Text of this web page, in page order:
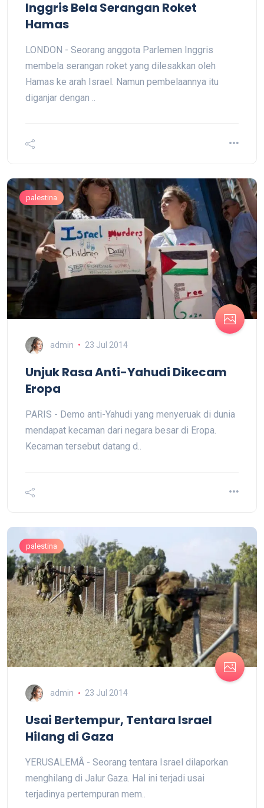
Inggris Bela Serangan Roket
Hamas
LONDON - Seorang anggota Parlemen Inggris
membela serangan roket yang dilesakkan oleh
Hamas ke arah Israel. Namun pembelaannya itu
diganjar dengan ..
palestina
admin 23 Jul 2014
Unjuk Rasa Anti-Yahudi Dikecam
Eropa
PARIS - Demo anti-Yahudi yang menyeruak di dunia
mendapat kecaman dari negara besar di Eropa.
Kecaman tersebut datang d..
palestina
admin 23 Jul 2014
Usai Bertempur, Tentara Israel
Hilang di Gaza
YERUSALEMÂ - Seorang tentara Israel dilaporkan
menghilang di Jalur Gaza. Hal ini terjadi usai
terjadinya pertempuran mem..